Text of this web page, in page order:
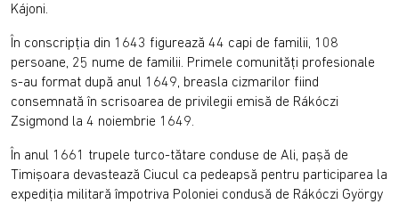
Kájoni.
În conscripţia din 1643 figurează 44 capi de familii, 108
persoane, 25 nume de familii. Primele comunităţi profesionale
s-au format după anul 1649, breasla cizmarilor fiind
consemnată în scrisoarea de privilegii emisă de Rákóczi
Zsigmond la 4 noiembrie 1649.
În anul 1661 trupele turco-tătare conduse de Ali, paşă de
Timişoara devastează Ciucul ca pedeapsă pentru participarea la
expediţia militară împotriva Poloniei condusă de Rákóczi György